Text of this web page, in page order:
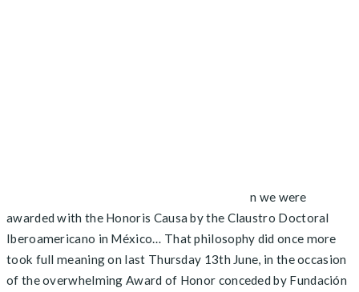
n we were
awarded with the Honoris Causa by the Claustro Doctoral
Iberoamericano in México… That philosophy did once more
took full meaning on last Thursday 13th June, in the occasion
of the overwhelming Award of Honor conceded by Fundación